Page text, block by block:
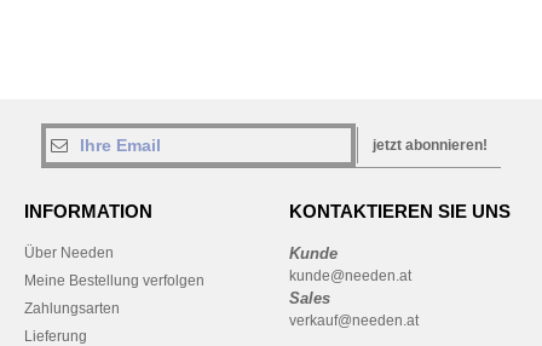
jetzt abonnieren!
INFORMATION
Über Needen
Meine Bestellung verfolgen
Zahlungsarten
Lieferung
KONTAKTIEREN SIE UNS
Kunde
kunde@needen.at
Sales
verkauf@needen.at